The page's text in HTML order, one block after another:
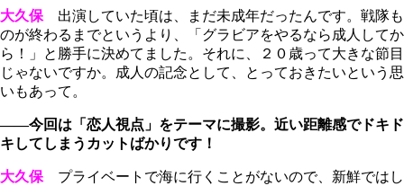
大久保 出演していた頃は、まだ未成年だったんです。戦隊も
のが終わるまでというより、「グラビアをやるなら成人してか
ら！」と勝手に決めてました。それに、２０歳って大きな節目
じゃないですか。成人の記念として、とっておきたいという思
いもあって。
――今回は「恋人視点」をテーマに撮影。近い距離感でドキド
キしてしまうカットばかりです！
大久保 プライベートで海に行くことがないので、新鮮ではし